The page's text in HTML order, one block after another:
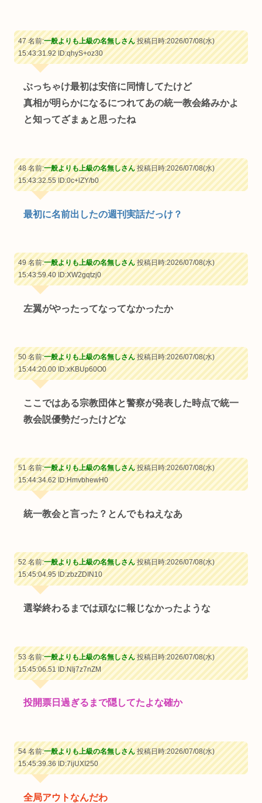
47 名前:一般よりも上級の名無しさん投稿日時:2026/07/08(水)
15:43:31.92ID:qhyS+oz30
ぶっちゃけ最初は安倍に同情してたけど
真相が明らかになるにつれてあの統一教会絡みかよ
と知ってざまぁと思ったね
48 名前:一般よりも上級の名無しさん投稿日時:2026/07/08(水)
15:43:32.55ID:0c+lZY/b0
最初に名前出したの週刊実話だっけ？
49 名前:一般よりも上級の名無しさん投稿日時:2026/07/08(水)
15:43:59.40ID:XW2gqtzj0
左翼がやったってなってなかったか
50 名前:一般よりも上級の名無しさん投稿日時:2026/07/08(水)
15:44:20.00ID:xKBUp60O0
ここではある宗教団体と警察が発表した時点で統一
教会説優勢だったけどな
51 名前:一般よりも上級の名無しさん投稿日時:2026/07/08(水)
15:44:34.62ID:HmvbhewH0
統一教会と言った？とんでもねえなあ
52 名前:一般よりも上級の名無しさん投稿日時:2026/07/08(水)
15:45:04.95ID:zbzZDIN10
選挙終わるまでは頑なに報じなかったような
53 名前:一般よりも上級の名無しさん投稿日時:2026/07/08(水)
15:45:06.51ID:NIj7z7nZM
投開票日過ぎるまで隠してたよな確か
54 名前:一般よりも上級の名無しさん投稿日時:2026/07/08(水)
15:45:39.36ID:7ijUXI250
全局アウトなんだわ